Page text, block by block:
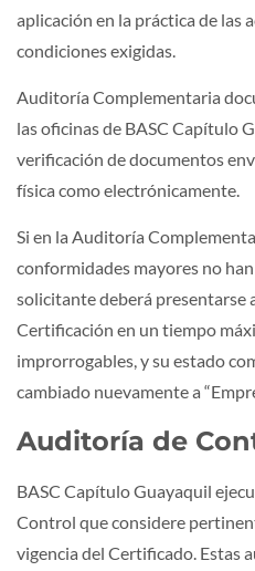
aplicación en la práctica de las
condiciones exigidas.
Auditoría Complementaria
las oficinas de BASC Capítulo
verificación de documentos
física como electrónicamente.
Si en la Auditoría
conformidades mayores no
solicitante deberá presentarse
Certificación en un tiempo
improrrogables, y su estado
cambiado nuevamente a
Auditoría de
BASC Capítulo Guayaquil
Control que considere
vigencia del Certificado. Estas